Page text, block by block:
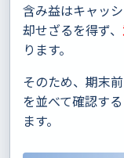
含み益はキャッ
却せざるを得ず、
ります。
そのため、期末
を並べて確認する
ます。